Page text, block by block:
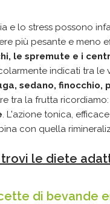
e lo stress possono
più pesante e meno
le spremute e i
indicati tra le
sedano, finocchio,
tra la frutta ricordiamo:
. L'azione tonica,
con quella
trovi le diete
di bevande